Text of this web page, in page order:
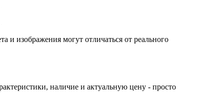
и изображения могут отличаться от реального
наличие и актуальную цену - просто